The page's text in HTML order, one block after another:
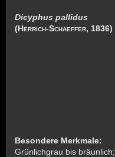
Dicyphus pallidus
(Herrich-Schaeffer, 1836)
Besondere Merkmale:
Grünlichgrau bis bräunlich;